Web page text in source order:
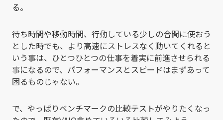
る。
待ち時間や移動時間、行動している少しの合間に使おう
とした時でも、より高速にストレスなく動いてくれると
いう事は、ひとつひとつの仕事を着実に前進させられる
事になるので、パフォーマンスとスピードはまずあって
困るものじゃない。
で、やっぱりベンチマークの比較テストがやりたくなっ